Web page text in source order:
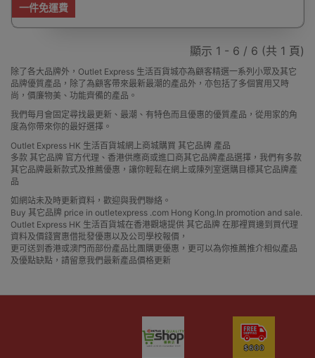
一件免運費
顯示 1 - 6 / 6 (共 1 頁)
除了各大品牌外，Outlet Express 生活百貨城亦為顧客精選一系列小眾及其它
品牌優質產品，除了為顧客帶來最新最潮的產品外，亦包括了多個實用又時
尚，價廉物美、功能齊備的產品。
我們每月會固定尋找最更新、最潮、有特色而且優惠的優質產品，從用家的角
度為你帶來你的最好選擇。
Outlet Express HK 生活百貨城網上商城購買 其它品牌 產品
多款 其它品牌 官方代理、香港供應商或進口商其它品牌產品選擇，我們有多款
其它品牌最新款式及推薦優惠，讓你輕鬆在網上或陳列室選購目標其它品牌產
品
如網站未及時更新資料，歡迎與我們聯絡。
Buy 其它品牌 price in outletexpress .com Hong Kong.In promotion and sale.
Outlet Express HK 生活百貨城在香港觀塘提供 其它品牌 在那裡買邊到買代理
資料及價錢實惠借批發優惠以及公司學校報價，
更可送到香港或澳門而部份產品比團購更優惠，更可以為你推薦推介相似產品
及優點缺點，請留意我們最新產品價格更新